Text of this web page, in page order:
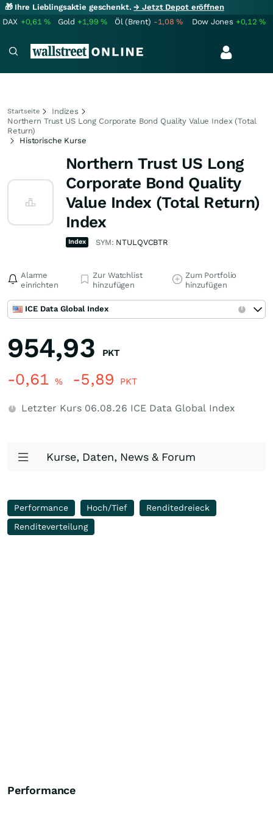
🎁 Ihre Lieblingsaktie geschenkt.→ Jetzt Depot eröffnen
DAX +0,61% Gold +1,99% Öl (Brent) -1,08% Dow Jones +0,12%
Startseite
Indizes
Northern Trust US Long Corporate Bond Quality Value Index (Total
Return)
Historische Kurse
Northern Trust US Long
Corporate Bond Quality
Value Index (Total Return)
Index
Index SYM: NTULQVCBTR
Alarme
einrichten
Zur Watchlist
hinzufügen
Zum Portfolio
hinzufügen
ICE Data Global Index
954,93 PKT
-0,61 % -5,89 PKT
Letzter Kurs 06.08.26 ICE Data Global Index
Kurse, Daten, News & Forum
Performance Hoch/Tief
Renditedreieck
Renditeverteilung
Performance